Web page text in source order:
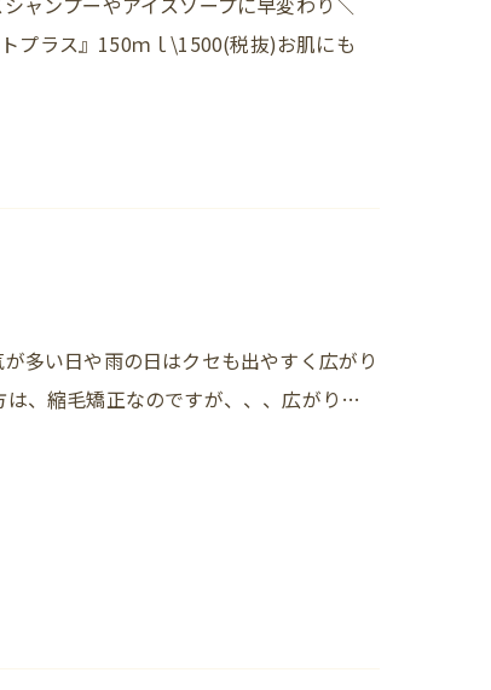
プラス』150ｍｌ\1500(税抜)お肌にも
多い日や雨の日はクセも出やすく広がり
、縮毛矯正なのですが、、、広がり…